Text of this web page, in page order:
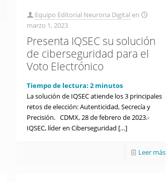
Equipo Editorial Neurona Digital en
marzo 1, 2023
Presenta IQSEC su solución
de ciberseguridad para el
Voto Electrónico
Tiempo de lectura:2 minutos
La solución de IQSEC atiende los 3 principales
retos de elección: Autenticidad, Secrecía y
Precisión. CDMX, 28 de febrero de 2023.-
IQSEC, líder en Ciberseguridad […]
Leer más